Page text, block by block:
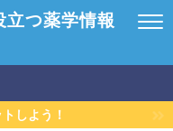
つ薬学情報
しよう！